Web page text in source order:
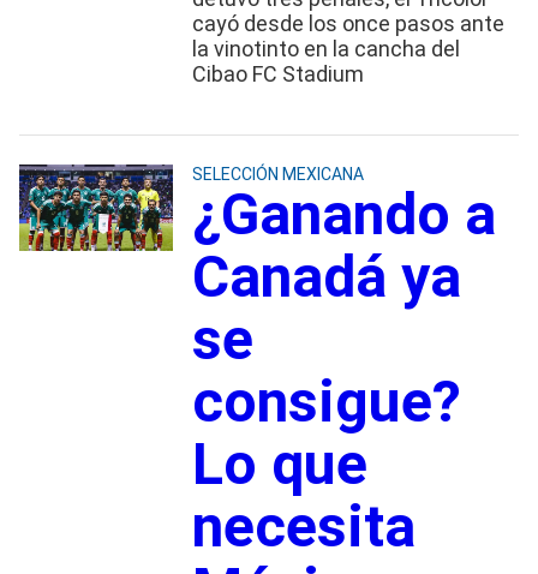
cayó desde los once pasos ante
la vinotinto en la cancha del
Cibao FC Stadium
SELECCIÓN MEXICANA
¿Ganando a
Canadá ya
se
consigue?
Lo que
necesita